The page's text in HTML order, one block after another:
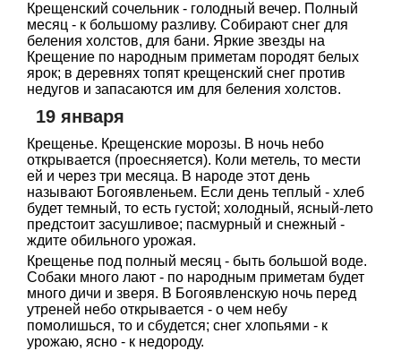
Крещенский сочельник - голодный вечер. Полный
месяц - к большому разливу. Собирают снег для
беления холстов, для бани. Яркие звезды на
Крещение по народным приметам породят белых
ярок; в деревнях топят крещенский снег против
недугов и запасаются им для беления холстов.
19 января
Крещенье. Крещенские морозы. В ночь небо
открывается (проесняется). Коли метель, то мести
ей и через три месяца. В народе этот день
называют Богоявленьем. Если день теплый - хлеб
будет темный, то есть густой; холодный, ясный-лето
предстоит засушливое; пасмурный и снежный -
ждите обильного урожая.
Крещенье под полный месяц - быть большой воде.
Собаки много лают - по народным приметам будет
много дичи и зверя. В Богоявленскую ночь перед
утреней небо открывается - о чем небу
помолишься, то и сбудется; снег хлопьями - к
урожаю, ясно - к недороду.